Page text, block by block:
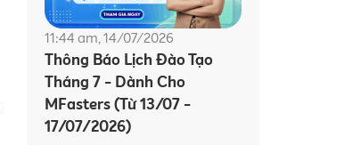
11:44 am, 14/07/2026
Thông Báo Lịch Đào Tạo
Tháng 7 - Dành Cho
MFasters (Từ 13/07 -
17/07/2026)